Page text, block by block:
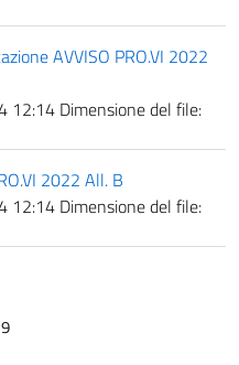
AVVISO PRO.VI 2022
12:14 Dimensione del file:
2022 All. B
12:14 Dimensione del file: